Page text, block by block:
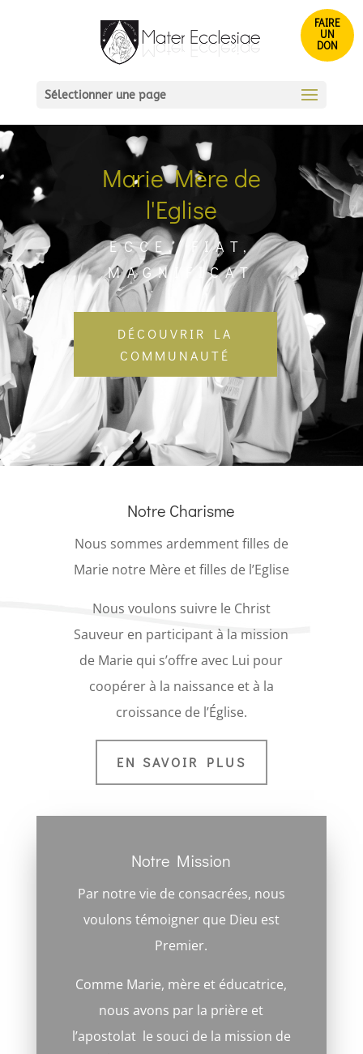
FAIRE
UN
DON
Sélectionner une page
Marie Mère de
l'Eglise
ECCE, FIAT,
MAGNIFICAT
DÉCOUVRIR LA
COMMUNAUTÉ
Notre Charisme
Nous sommes ardemment filles de
Marie notre Mère et filles de l’Eglise
Nous voulons suivre le Christ
Sauveur en participant à la mission
de Marie qui s’offre avec Lui pour
coopérer à la naissance et à la
croissance de l’Église.
EN SAVOIR PLUS
Notre Mission
Par notre vie de consacrées, nous
voulons témoigner que Dieu est
Premier.
Comme Marie, mère et éducatrice,
nous avons par la prière et
l’apostolat le souci de la mission de